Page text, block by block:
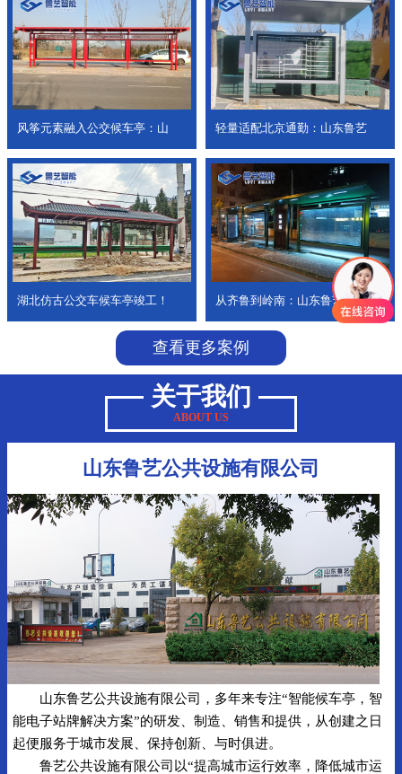
风筝元素融入公交候车亭：山 轻量适配北京通勤：山东鲁艺
湖北仿古公交车候车亭竣工！ 从齐鲁到岭南：山东鲁艺公交
查看更多案例
关于我们
ABOUT US
山东鲁艺公共设施有限公司
山东鲁艺公共设施有限公司，多年来专注“智能候车亭，智
能电子站牌解决方案”的研发、制造、销售和提供，从创建之日
起便服务于城市发展、保持创新、与时俱进。
鲁艺公共设施有限公司以“提高城市运行效率，降低城市运